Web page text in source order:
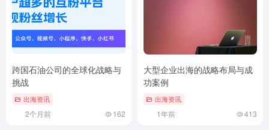
跨国石油公司的全球化战略与
挑战
出海资讯
2个月前 162
大型企业出海的战略布局与成
功案例
出海资讯
1年前 413